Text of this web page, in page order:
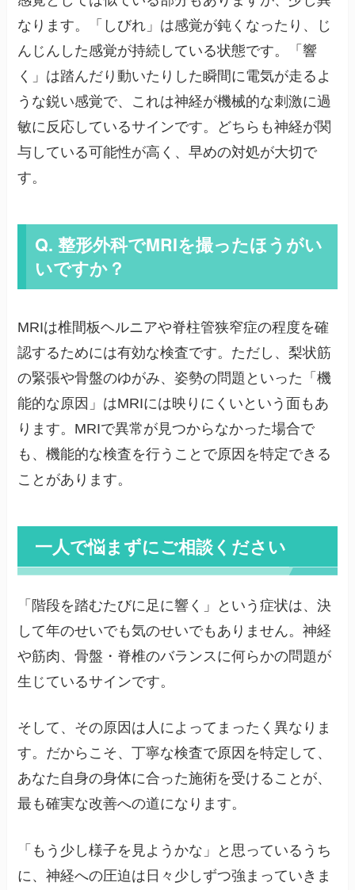
なります。「しびれ」は感覚が鈍くなったり、じ
んじんした感覚が持続している状態です。「響
く」は踏んだり動いたりした瞬間に電気が走るよ
うな鋭い感覚で、これは神経が機械的な刺激に過
敏に反応しているサインです。どちらも神経が関
与している可能性が高く、早めの対処が大切で
す。
Q. 整形外科でMRIを撮ったほうがい
いですか？
MRIは椎間板ヘルニアや脊柱管狭窄症の程度を確
認するためには有効な検査です。ただし、梨状筋
の緊張や骨盤のゆがみ、姿勢の問題といった「機
能的な原因」はMRIには映りにくいという面もあ
ります。MRIで異常が見つからなかった場合で
も、機能的な検査を行うことで原因を特定できる
ことがあります。
一人で悩まずにご相談ください
「階段を踏むたびに足に響く」という症状は、決
して年のせいでも気のせいでもありません。神経
や筋肉、骨盤・脊椎のバランスに何らかの問題が
生じているサインです。
そして、その原因は人によってまったく異なりま
す。だからこそ、丁寧な検査で原因を特定して、
あなた自身の身体に合った施術を受けることが、
最も確実な改善への道になります。
「もう少し様子を見ようかな」と思っているうち
に、神経への圧迫は日々少しずつ強まっていきま